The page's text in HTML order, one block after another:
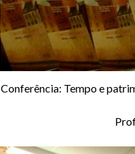
Conferência: Tempo e